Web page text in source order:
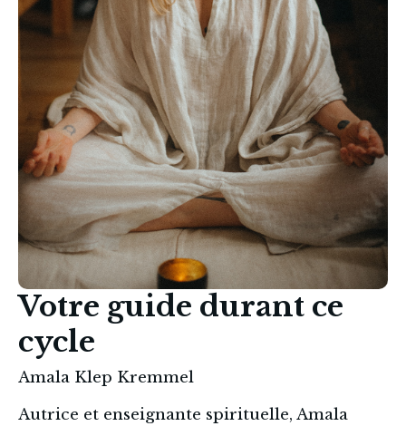
Votre guide durant ce
cycle
Amala Klep Kremmel
Autrice et enseignante spirituelle, Amala